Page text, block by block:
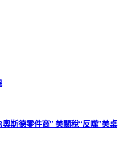
斯德零件商” 美關稅“反噬”美桌